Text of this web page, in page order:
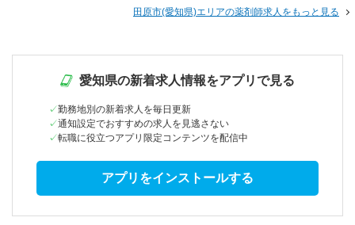
田原市(愛知県)エリアの薬剤師求人をもっと見る
愛知県の新着求人情報をアプリで見る
勤務地別の新着求人を毎日更新
通知設定でおすすめの求人を見逃さない
転職に役立つアプリ限定コンテンツを配信中
アプリをインストールする